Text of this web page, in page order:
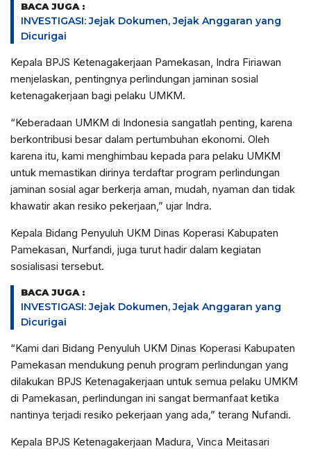
BACA JUGA :
INVESTIGASI: Jejak Dokumen, Jejak Anggaran yang
Dicurigai
Kepala BPJS Ketenagakerjaan Pamekasan, Indra Firiawan
menjelaskan, pentingnya perlindungan jaminan sosial
ketenagakerjaan bagi pelaku UMKM.
“Keberadaan UMKM di Indonesia sangatlah penting, karena
berkontribusi besar dalam pertumbuhan ekonomi. Oleh
karena itu, kami menghimbau kepada para pelaku UMKM
untuk memastikan dirinya terdaftar program perlindungan
jaminan sosial agar berkerja aman, mudah, nyaman dan tidak
khawatir akan resiko pekerjaan,” ujar Indra.
Kepala Bidang Penyuluh UKM Dinas Koperasi Kabupaten
Pamekasan, Nurfandi, juga turut hadir dalam kegiatan
sosialisasi tersebut.
BACA JUGA :
INVESTIGASI: Jejak Dokumen, Jejak Anggaran yang
Dicurigai
“Kami dari Bidang Penyuluh UKM Dinas Koperasi Kabupaten
Pamekasan mendukung penuh program perlindungan yang
dilakukan BPJS Ketenagakerjaan untuk semua pelaku UMKM
di Pamekasan, perlindungan ini sangat bermanfaat ketika
nantinya terjadi resiko pekerjaan yang ada,” terang Nufandi.
Kepala BPJS Ketenagakerjaan Madura, Vinca Meitasari